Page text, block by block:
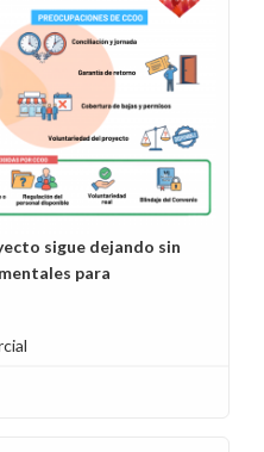
sigue dejando sin
para